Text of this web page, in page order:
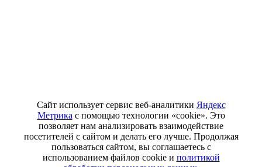
Сайт использует сервис веб-аналитики Яндекс
Метрика с помощью технологии «cookie». Это
позволяет нам анализировать взаимодействие
посетителей с сайтом и делать его лучше. Продолжая
пользоваться сайтом, вы соглашаетесь с
использованием файлов cookie и политикой